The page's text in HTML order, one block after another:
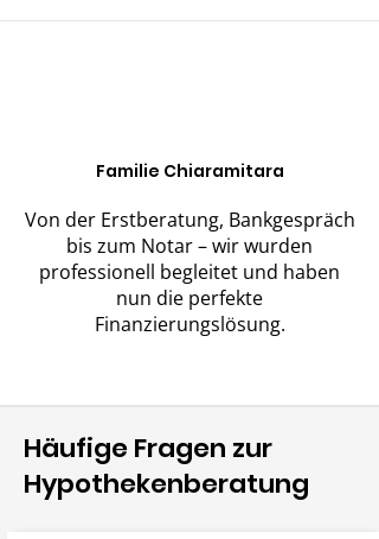
Familie Chiaramitara
Von der Erstberatung, Bankgespräch
bis zum Notar – wir wurden
professionell begleitet und haben
nun die perfekte
Finanzierungslösung.
Häufige Fragen zur
Hypothekenberatung